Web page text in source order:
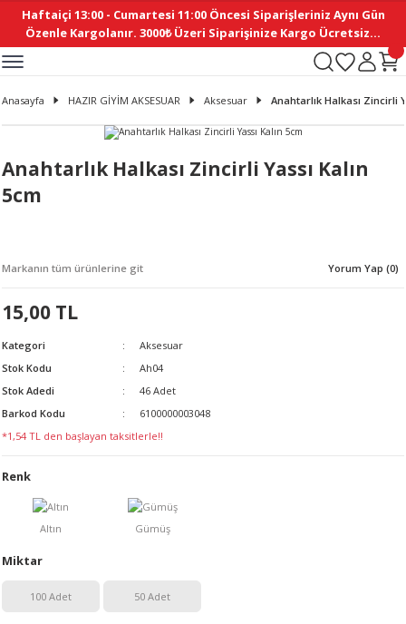
Haftaiçi 13:00 - Cumartesi 11:00 Öncesi Siparişleriniz Aynı Gün
Özenle Kargolanır. 3000₺ Üzeri Siparişinize Kargo Ücretsiz...
Geri Dön
Geri Dön
Geri Dön
İPİ
Geri Dön
Geri Dön
Geri Dön
Geri Dön
Geri Dön
Geri Dön
Geri Dön
Geri Dön
Geri Dön
Geri Dön
Geri Dön
Geri Dön
AKSESUAR
Geri Dön
DERGİ
Geri Dön
Geri Dön
Geri Dön
Geri Dön
Geri Dön
Anasayfa HAZIR GİYİM AKSESUAR Aksesuar Anahtarlık Halkası Zincirli
Anahtarlık Halkası Zincirli Yassı Kalın
5cm
Markanın tüm ürünlerine git Yorum Yap (0)
15,00 TL
Kategori
Aksesuar
Stok Kodu
Ah04
Stok Adedi
46 Adet
Barkod Kodu
6100000003048
*1,54 TL den başlayan taksitlerle!!
Renk
Miktar
100 Adet 50 Adet